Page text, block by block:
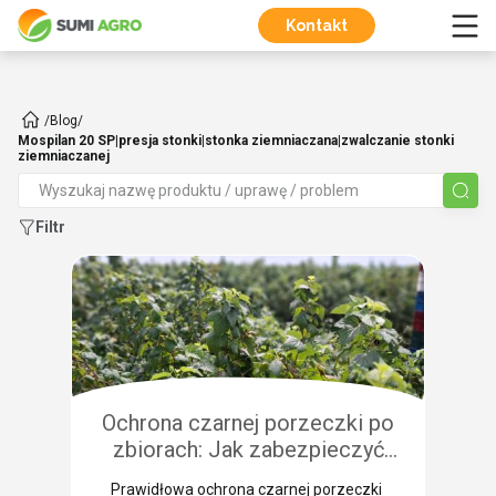
Kontakt
/Blog/
Mospilan 20 SP|presja stonki|stonka ziemniaczana|zwalczanie stonki
ziemniaczanej
Filtr
Ochrona czarnej porzeczki po
zbiorach: Jak zabezpieczyć
plantację przed chorobami i
Prawidłowa ochrona czarnej porzeczki